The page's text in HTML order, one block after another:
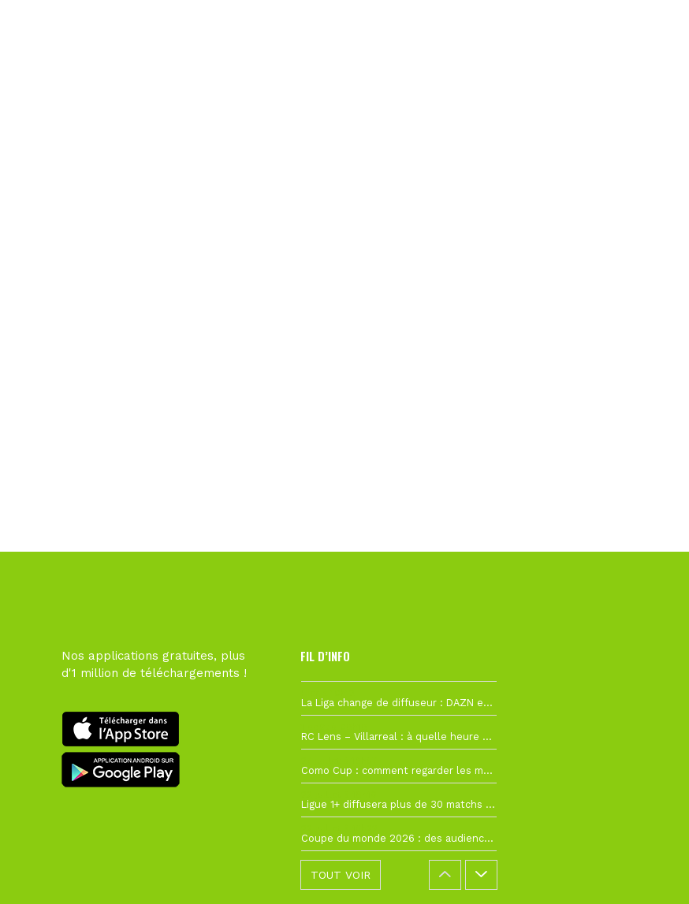
Nos applications gratuites, plus
d'1 million de téléchargements !
FIL D’INFO
La Liga change de diffuseur : DAZN et Disney+ remplacent beIN Sports !
RC Lens – Villarreal : à quelle heure et sur quelle chaîne voir la finale de la Como Cup ?
Como Cup : comment regarder les matchs du RC Lens en direct ?
Ligue 1+ diffusera plus de 30 matchs amicaux avant la reprise de la Ligue 1
Coupe du monde 2026 : des audiences record, mais M6 devrait perdre très gros !
TOUT VOIR